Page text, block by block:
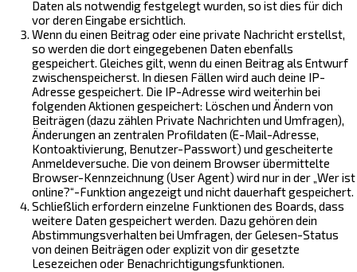
Daten als notwendig festgelegt wurden, so ist dies für dich
vor deren Eingabe ersichtlich.
Wenn du einen Beitrag oder eine private Nachricht erstellst,
so werden die dort eingegebenen Daten ebenfalls
gespeichert. Gleiches gilt, wenn du einen Beitrag als Entwurf
zwischenspeicherst. In diesen Fällen wird auch deine IP-
Adresse gespeichert. Die IP-Adresse wird weiterhin bei
folgenden Aktionen gespeichert: Löschen und Ändern von
Beiträgen (dazu zählen Private Nachrichten und Umfragen),
Änderungen an zentralen Profildaten (E-Mail-Adresse,
Kontoaktivierung, Benutzer-Passwort) und gescheiterte
Anmeldeversuche. Die von deinem Browser übermittelte
Browser-Kennzeichnung (User Agent) wird nur in der „Wer ist
online?“-Funktion angezeigt und nicht dauerhaft gespeichert.
Schließlich erfordern einzelne Funktionen des Boards, dass
weitere Daten gespeichert werden. Dazu gehören dein
Abstimmungsverhalten bei Umfragen, der Gelesen-Status
von deinen Beiträgen oder explizit von dir gesetzte
Lesezeichen oder Benachrichtigungsfunktionen.